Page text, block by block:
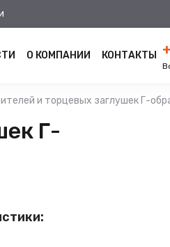
О КОМПАНИИ КОНТАКТЫ
и торцевых заглушек Г-
Г-